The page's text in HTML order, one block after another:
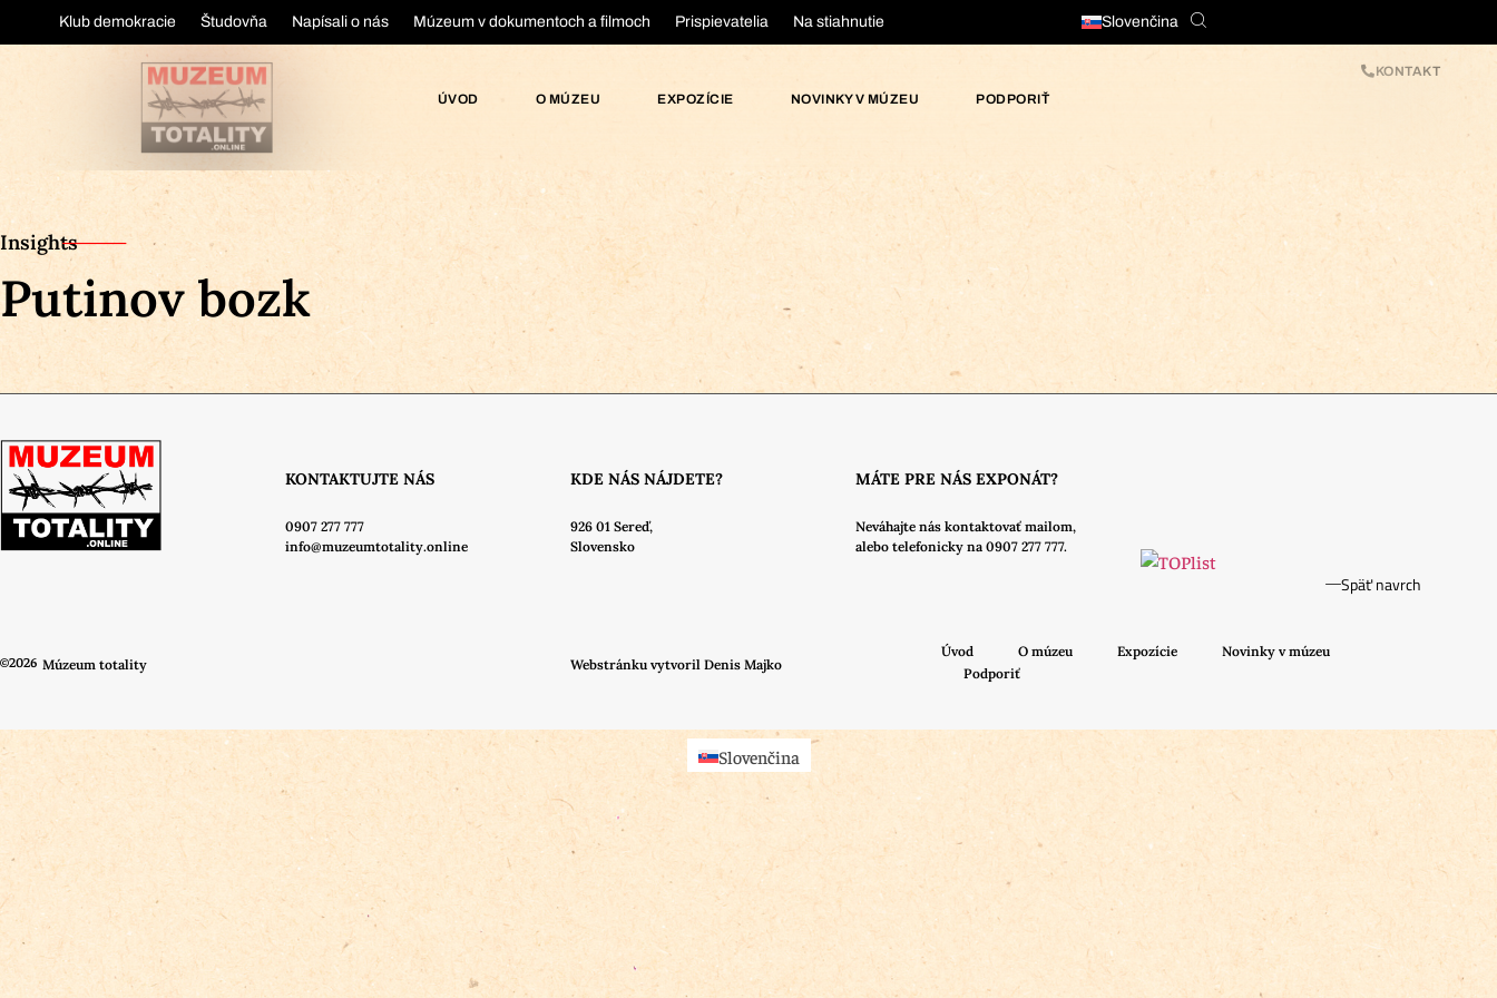
Klub demokracie Študovňa Napísali o nás Múzeum v dokumentoch a filmoch Prispievatelia Na stiahnutie Slovenčina
ÚVOD O MÚZEU EXPOZÍCIE NOVINKY V MÚZEU PODPORIŤ
KONTAKT
Insights
Putinov bozk
KONTAKTUJTE NÁS
0907 277 777
info@muzeumtotality.online
KDE NÁS NÁJDETE?
926 01 Sereď,
Slovensko
MÁTE PRE NÁS EXPONÁT?
Neváhajte nás kontaktovať mailom,
alebo telefonicky na 0907 277 777.
©2026 Múzeum totality Webstránku vytvoril Denis Majko
Úvod O múzeu Expozície
Novinky v múzeu
Podporiť
Späť navrch
Slovenčina